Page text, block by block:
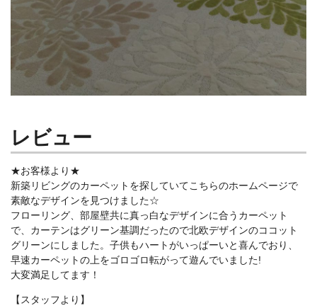
レビュー
★お客様より★
新築リビングのカーペットを探していてこちらのホームページで
素敵なデザインを見つけました☆
フローリング、部屋壁共に真っ白なデザインに合うカーペット
で、カーテンはグリーン基調だったので北欧デザインのココット
グリーンにしました。子供もハートがいっぱーいと喜んでおり、
早速カーペットの上をゴロゴロ転がって遊んでいました!
大変満足してます！
【スタッフより】